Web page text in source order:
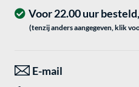
Voor 22.00 uur
(tenzij anders aangegeven, klik
E-mail